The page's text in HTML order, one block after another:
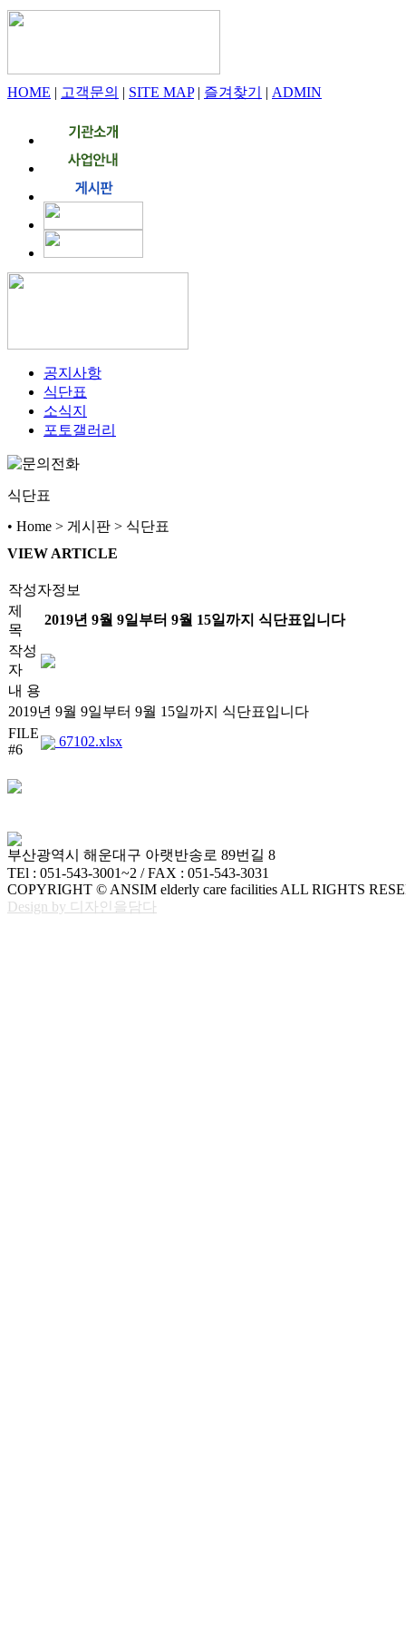
HOME | 고객문의 | SITE MAP| 즐겨찾기 | ADMIN
공지사항
식단표
소식지
포토갤러리
식단표
• Home > 게시판 > 식단표
VIEW ARTICLE
작성자정보
제
목
2019년 9월 9일부터 9월 15일까지 식단표입니다
작성
자
내 용
2019년 9월 9일부터 9월 15일까지 식단표입니다
FILE
#6
67102.xlsx
부산광역시 해운대구 아랫반송로 89번길 8
TEl : 051-543-3001~2 / FAX : 051-543-3031
COPYRIGHT © ANSIM elderly care facilities ALL RIGHTS
Design by 디자인을담다